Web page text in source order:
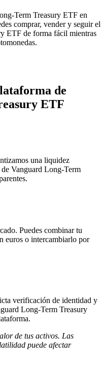
Term Treasury ETF en
comprar, vender y seguir el
ETF de forma fácil mientras
de
ETF
una liquidez
de Vanguard Long-Term
Puedes combinar tu
euros o intercambiarlo por
verificación de identidad y
Long-Term Treasury
de tus activos. Las
puede afectar